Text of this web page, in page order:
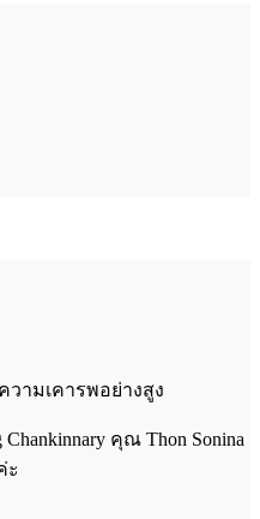
วามเคารพอย่างสูง
คุณ Thon Sonina
ะ